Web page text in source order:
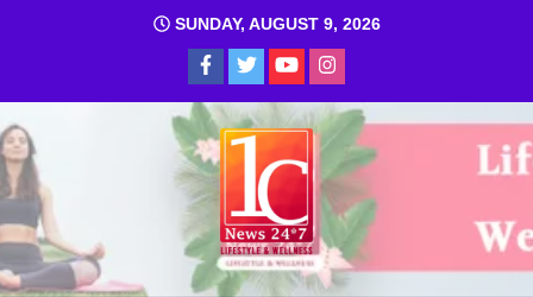
SUNDAY, AUGUST 9, 2026